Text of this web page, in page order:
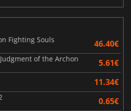
Fighting Souls
46.40€
of the Archon 5.61€
11.34€
0.65€